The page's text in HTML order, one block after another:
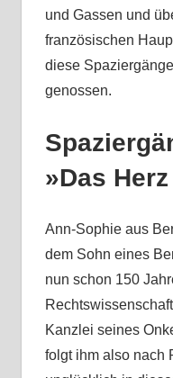
und Gassen und
französischen
diese
genossen.
»Das
Ann-Sophie aus
dem Sohn eines
nun schon 150
Kanzlei seines
folgt ihm also nach